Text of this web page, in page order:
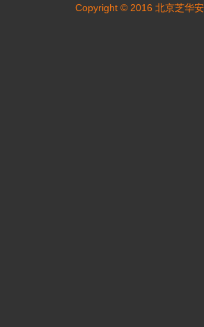
Copyright © 2016 北京芝